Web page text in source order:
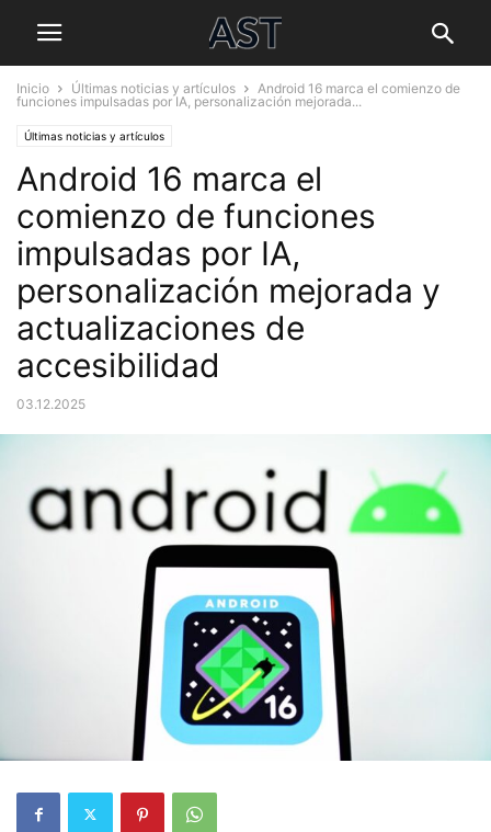
Inicio Últimas noticias y artículos
Android 16 marca el comienzo de
funciones impulsadas por IA, personalización mejorada...
Últimas noticias y artículos
Android 16 marca el
comienzo de funciones
impulsadas por IA,
personalización mejorada y
actualizaciones de
accesibilidad
03.12.2025